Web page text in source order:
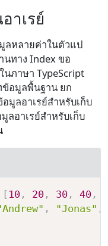
าเรย์
ลหลายค่าในตัวแป
นทาง Index ขอ
นภาษา TypeScript
ข้อมูลพื้นฐาน ยก
มูลอาเรย์สำหรับเก็บ
ลอาเรย์สำหรับเก็บ
[ 10, 20, 30, 40,
, "Jonas" ,